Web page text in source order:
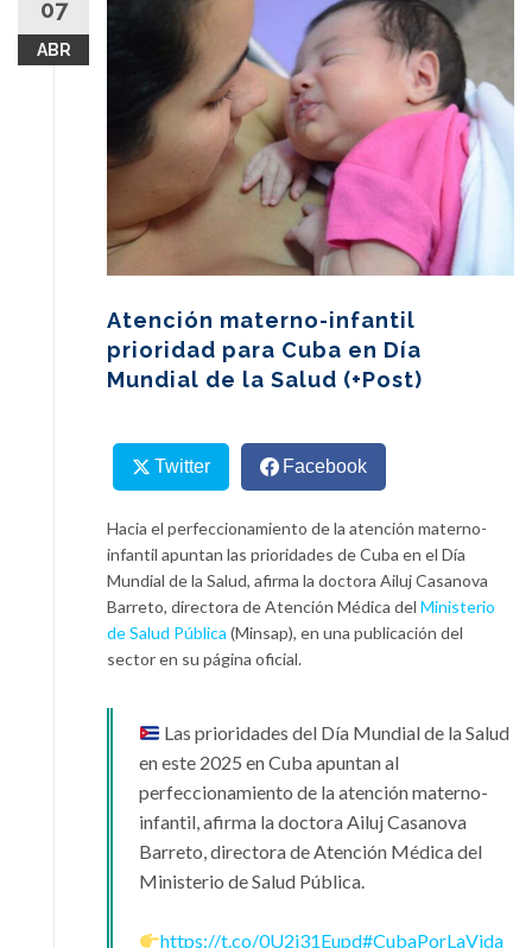
content
07
ABR
Atención materno-infantil
prioridad para Cuba en Día
Mundial de la Salud (+Post)
Twitter Facebook
Hacia el perfeccionamiento de la atención materno-
infantil apuntan las prioridades de Cuba en el Día
Mundial de la Salud, afirma la doctora Ailuj Casanova
Barreto, directora de Atención Médica del Ministerio
de Salud Pública (Minsap), en una publicación del
sector en su página oficial.
Las prioridades del Día Mundial de la Salud
en este 2025 en Cuba apuntan al
perfeccionamiento de la atención materno-
infantil, afirma la doctora Ailuj Casanova
Barreto, directora de Atención Médica del
Ministerio de Salud Pública.
https://t.co/0U2j31Eupd#CubaPorLaVida